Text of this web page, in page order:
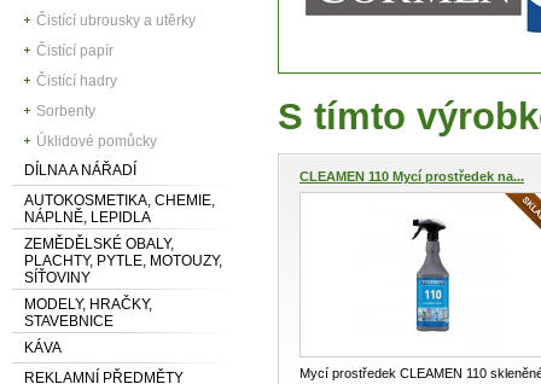
Čistící ubrousky a utěrky
Čistící papír
Čistící hadry
Sorbenty
Úklidové pomůcky
DÍLNA A NÁŘADÍ
AUTOKOSMETIKA, CHEMIE,
NÁPLNĚ, LEPIDLA
ZEMĚDĚLSKÉ OBALY,
PLACHTY, PYTLE, MOTOUZY,
SÍŤOVINY
MODELY, HRAČKY,
STAVEBNICE
KÁVA
REKLAMNÍ PŘEDMĚTY
S tímto
CLEAMEN 110 Mycí prostředek na...
Mycí prostředek CLEAMEN 110